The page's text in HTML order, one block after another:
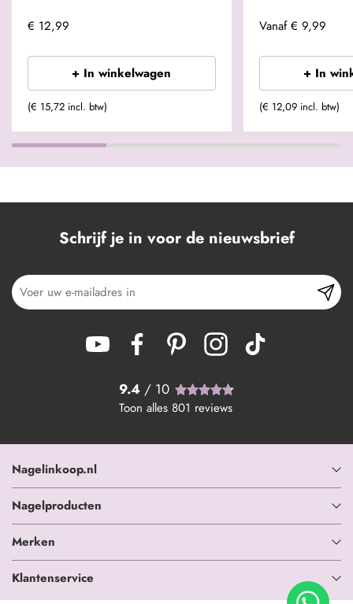
€ 12,99
+ In winkelwagen
(€ 15,72 incl. btw)
Vanaf € 9,99
+ In
(€ 12,09 incl. btw)
Schrijf je in voor de nieuwsbrief
9.4 / 10
Toon alles 801 reviews
Nagelinkoop.nl
Nagelproducten
Merken
Klantenservice